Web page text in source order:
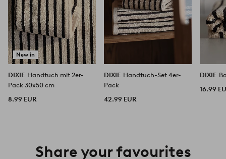
New in
DIXIE Handtuch mit 2er-
Pack 30x50 cm
8.99 EUR
DIXIE Handtuch-Set 4er-
Pack
42.99 EUR
DIXIE
16.99
Share your favourites